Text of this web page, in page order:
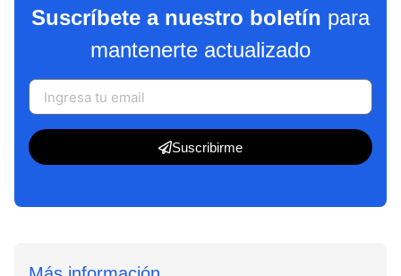
Suscríbete a nuestro boletín para
mantenerte actualizado
Suscribirme